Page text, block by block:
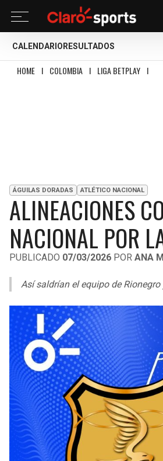
CALENDARIO RESULTADOS
HOME I COLOMBIA I LIGA BETPLAY I
ÁGUILAS DORADAS ATLÉTICO NACIONAL
ALINEACIONES
NACIONAL POR
PUBLICADO 07/03/2026 POR ANA
Así saldrían el equipo de Rionegro